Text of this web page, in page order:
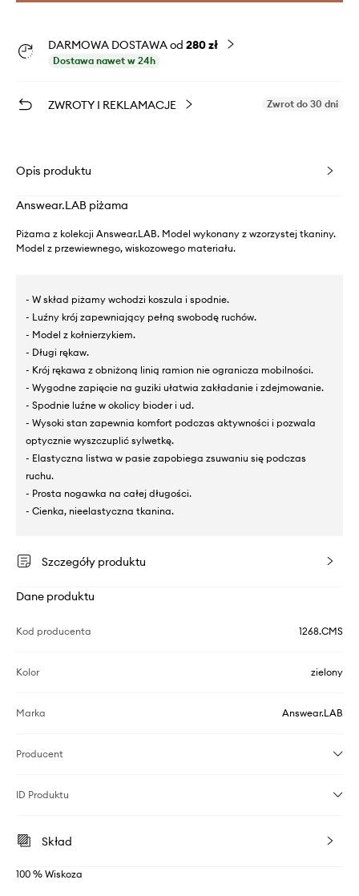
DARMOWA DOSTAWA od 280 zł
Dostawa nawet w 24h
ZWROTY I REKLAMACJE Zwrot do 30 dni
Opis produktu
Answear.LAB piżama
Piżama z kolekcji Answear.LAB. Model wykonany z wzorzystej tkaniny.
Model z przewiewnego, wiskozowego materiału.
- W skład piżamy wchodzi koszula i spodnie.
- Luźny krój zapewniający pełną swobodę ruchów.
- Model z kołnierzykiem.
- Długi rękaw.
- Krój rękawa z obniżoną linią ramion nie ogranicza mobilności.
- Wygodne zapięcie na guziki ułatwia zakładanie i zdejmowanie.
- Spodnie luźne w okolicy bioder i ud.
- Wysoki stan zapewnia komfort podczas aktywności i pozwala
optycznie wyszczuplić sylwetkę.
- Elastyczna listwa w pasie zapobiega zsuwaniu się podczas
ruchu.
- Prosta nogawka na całej długości.
- Cienka, nieelastyczna tkanina.
Szczegóły produktu
Dane produktu
Kod producenta 1268.CMS
Kolor zielony
Marka Answear.LAB
Producent
ID Produktu
Skład
100 % Wiskoza